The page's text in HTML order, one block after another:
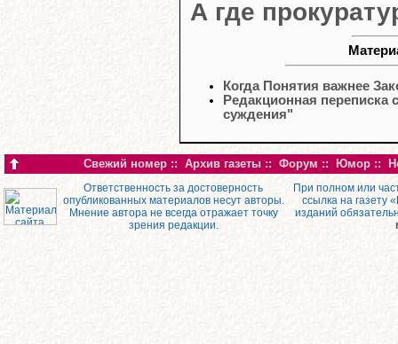
А где
Когда Понятия важнее
Редакционная
суждения"
Свежий номер :: Архив газеты :: Форум :: Юмор ::
Ответственность за достоверность
опубликованных материалов несут авторы.
Мнение автора не всегда отражает точку
зрения редакции.
При полном или
ссылка на газету
изданий